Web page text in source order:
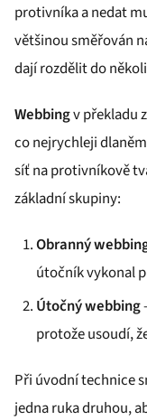
protivníka a nedat
většinou směřován
dají rozdělit do
Webbingv překladu
co nejrychleji
síť na protivníkově
základní skupiny:
Obranný
útočník vykonal
Útočný webbing
protože usoudí,
Při úvodní technice
jedna ruka druhou,